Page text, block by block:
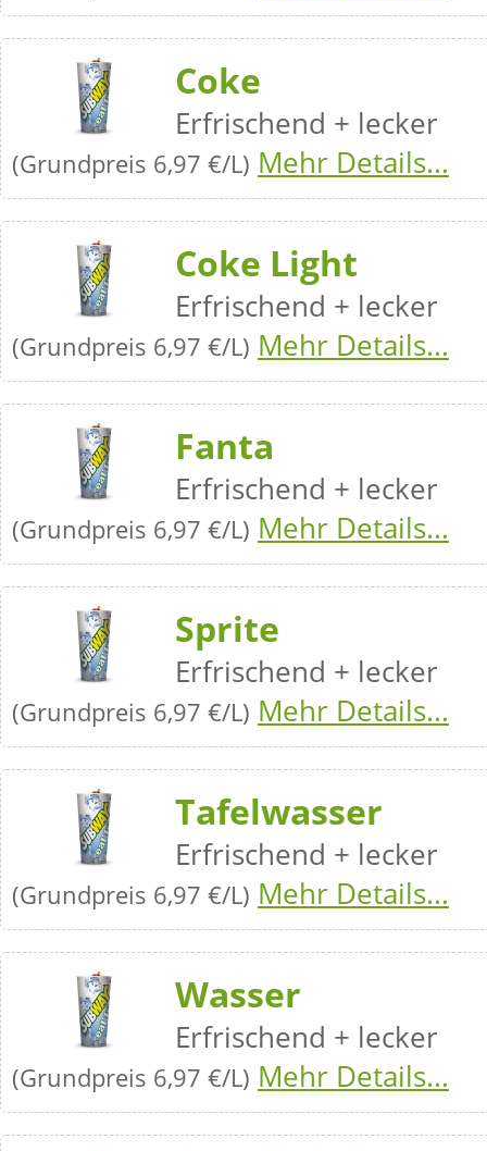
Coke
Erfrischend + lecker
(Grundpreis 6,97 €/L) Mehr Details...
Coke Light
Erfrischend + lecker
(Grundpreis 6,97 €/L) Mehr Details...
Fanta
Erfrischend + lecker
(Grundpreis 6,97 €/L) Mehr Details...
Sprite
Erfrischend + lecker
(Grundpreis 6,97 €/L) Mehr Details...
Tafelwasser
Erfrischend + lecker
(Grundpreis 6,97 €/L) Mehr Details...
Wasser
Erfrischend + lecker
(Grundpreis 6,97 €/L) Mehr Details...